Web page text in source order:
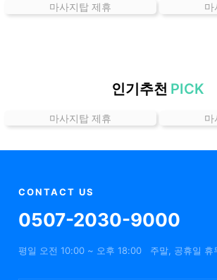
는
할
정
마사지탑 제휴 마
인기추천 PICK
마사지탑 제휴 마
CONTACT US
0507-2030-9000
평일 오전 10:00 ~ 오후 18:00 주말, 공휴일 휴